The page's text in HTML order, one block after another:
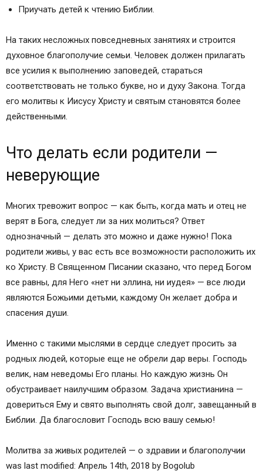
Приучать детей к чтению Библии.
На таких несложных повседневных занятиях и строится
духовное благополучие семьи. Человек должен прилагать
все усилия к выполнению заповедей, стараться
соответствовать не только букве, но и духу Закона. Тогда
его молитвы к Иисусу Христу и святым становятся более
действенными.
Что делать если родители —
неверующие
Многих тревожит вопрос — как быть, когда мать и отец не
верят в Бога, следует ли за них молиться? Ответ
однозначный — делать это можно и даже нужно! Пока
родители живы, у вас есть все возможности расположить их
ко Христу. В Священном Писании сказано, что перед Богом
все равны, для Него «нет ни эллина, ни иудея» — все люди
являются Божьими детьми, каждому Он желает добра и
спасения души.
Именно с такими мыслями в сердце следует просить за
родных людей, которые еще не обрели дар веры. Господь
велик, нам неведомы Его планы. Но каждую жизнь Он
обустраивает наилучшим образом. Задача христианина —
довериться Ему и свято выполнять свой долг, завещанный в
Библии. Да благословит Господь всю вашу семью!
Молитва за живых родителей — о здравии и благополучии
was last modified: Апрель 14th, 2018 by Bogolub